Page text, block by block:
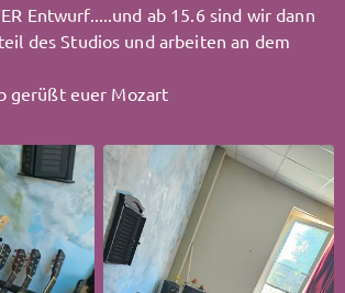
to Umbra et Imago
et Imago here!
Entwurf.....und ab 15.6 sind wir dann
des Studios und arbeiten an dem
gerüßt euer Mozart